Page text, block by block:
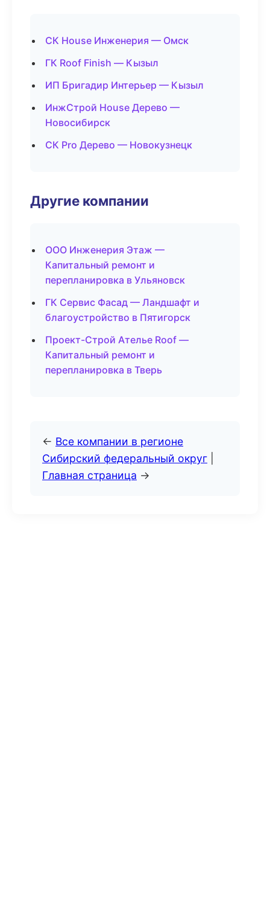
СК House Инженерия — Омск
ГК Roof Finish — Кызыл
ИП Бригадир Интерьер — Кызыл
ИнжСтрой House Дерево —
Новосибирск
СК Pro Дерево — Новокузнецк
Другие компании
ООО Инженерия Этаж —
Капитальный ремонт и
перепланировка в Ульяновск
ГК Сервис Фасад — Ландшафт и
благоустройство в Пятигорск
Проект-Строй Ателье Roof —
Капитальный ремонт и
перепланировка в Тверь
← Все компании в регионе
Сибирский федеральный округ
Главная страница →